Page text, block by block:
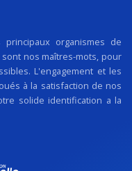
principaux organismes de
nos maîtres-mots, pour
L'engagement et les
à la satisfaction de nos
solide identification a la